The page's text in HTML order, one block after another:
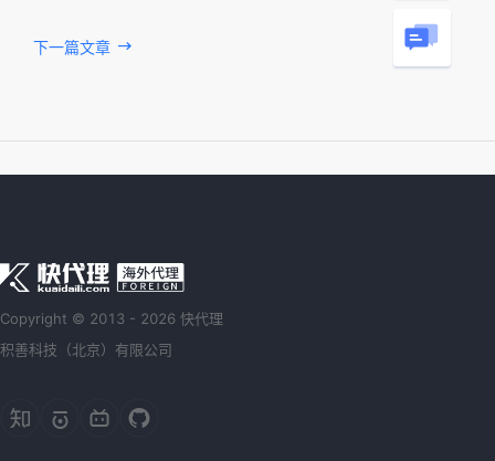
下一篇文章
Copyright © 2013 - 2026 快代理
积善科技（北京）有限公司